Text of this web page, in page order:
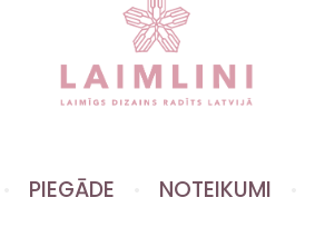
PIEGĀDE NOTEIKUMI